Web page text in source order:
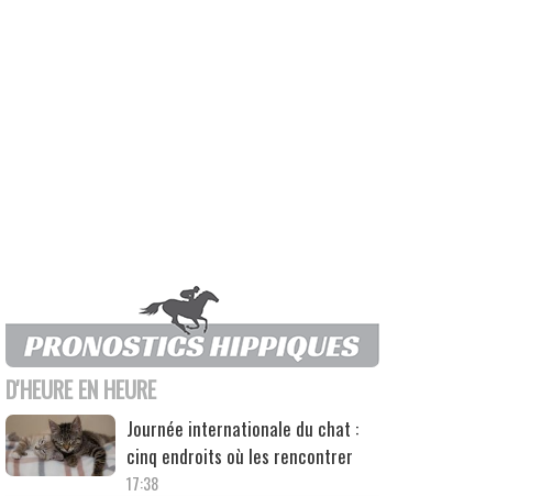
D'HEURE EN HEURE
Journée internationale du chat :
cinq endroits où les rencontrer
17:38